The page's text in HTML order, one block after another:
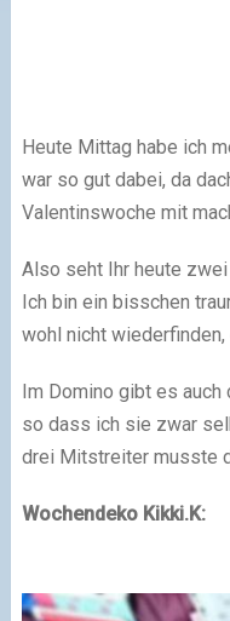
Heute Mittag habe ich
war so gut dabei, da
Valentinswoche mit
Also seht Ihr heute
Ich bin ein bisschen
wohl nicht
Im Domino gibt es auch
so dass ich sie zwar
drei Mitstreiter musste
Wochendeko Kikki.K: